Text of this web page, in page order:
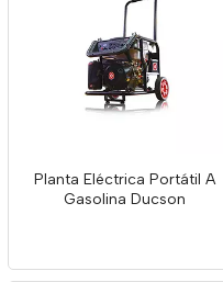
Planta Eléctrica Portátil A
Gasolina Ducson